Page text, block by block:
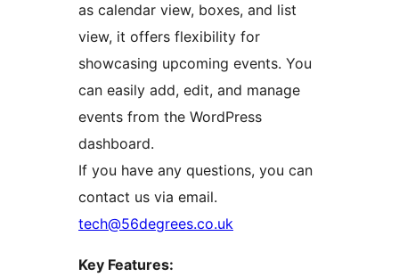
as calendar view, boxes, and list
view, it offers flexibility for
showcasing upcoming events. You
can easily add, edit, and manage
events from the WordPress
dashboard.
If you have any questions, you can
contact us via email.
tech@56degrees.co.uk
Key Features: